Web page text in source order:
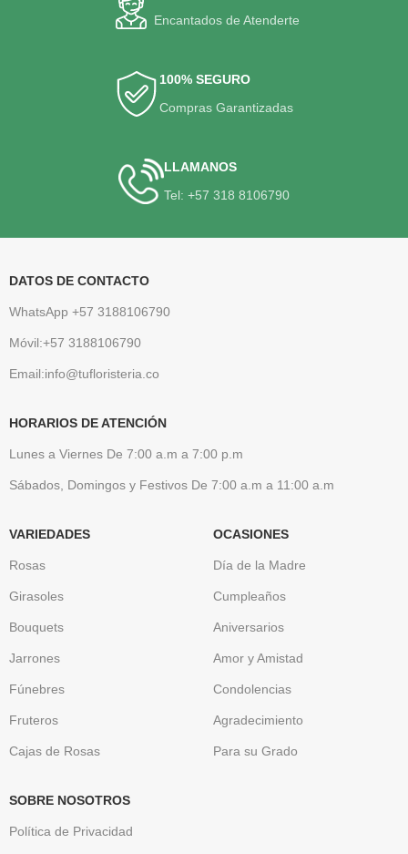
Encantados de Atenderte
100% SEGURO
Compras Garantizadas
LLAMANOS
Tel: +57 318 8106790
DATOS DE CONTACTO
WhatsApp +57 3188106790
Móvil:+57 3188106790
Email:info@tufloristeria.co
HORARIOS DE ATENCIÓN
Lunes a Viernes De 7:00 a.m a 7:00 p.m
Sábados, Domingos y Festivos De 7:00 a.m a 11:00 a.m
VARIEDADES
Rosas
Girasoles
Bouquets
Jarrones
Fúnebres
Fruteros
Cajas de Rosas
OCASIONES
Día de la Madre
Cumpleaños
Aniversarios
Amor y Amistad
Condolencias
Agradecimiento
Para su Grado
SOBRE NOSOTROS
Política de Privacidad